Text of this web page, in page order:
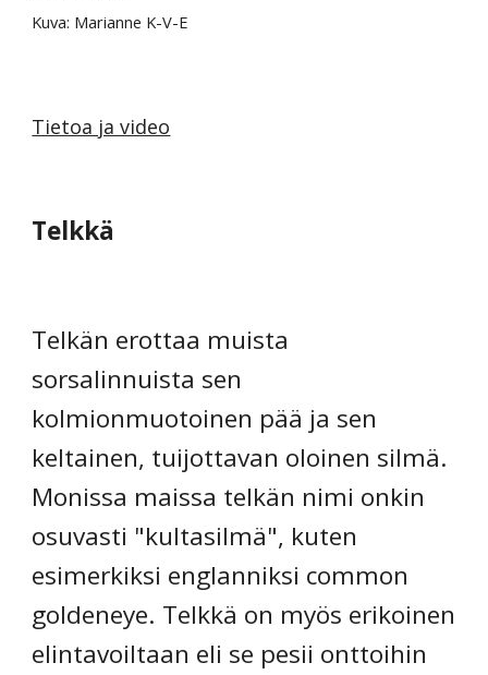
Kuva: Marianne K-V-E
Tietoa ja video
Telkkä
Telkän erottaa muista
sorsalinnuista sen
kolmionmuotoinen pää ja sen
keltainen, tuijottavan oloinen silmä.
Monissa maissa telkän nimi onkin
osuvasti "kultasilmä", kuten
esimerkiksi englanniksi common
goldeneye. Telkkä on myös erikoinen
elintavoiltaan eli se pesii onttoihin